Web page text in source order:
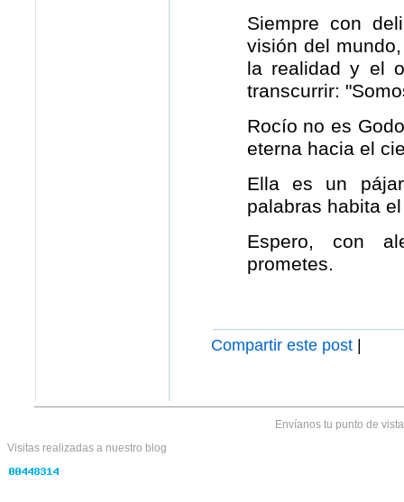
Siempre con
visión del
la realidad y el
transcurrir:
Rocío no es
eterna hacia el
Ella es un
palabras habita
Espero, con
prometes.
Compartir este post |
Envíanos tu punto de
Visitas realizadas a nuestro blog